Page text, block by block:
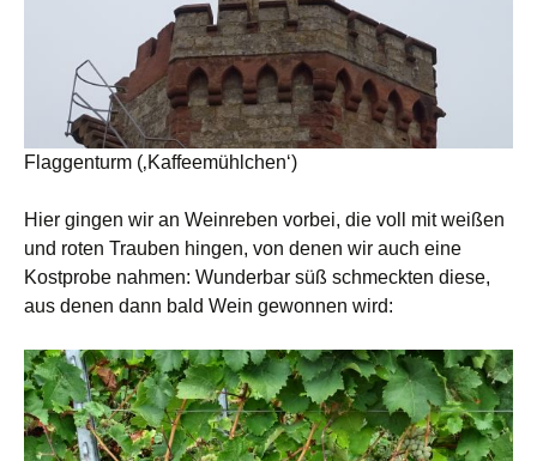
Flaggenturm (‚Kaffeemühlchen‘)
Hier gingen wir an Weinreben vorbei, die voll mit weißen
und roten Trauben hingen, von denen wir auch eine
Kostprobe nahmen: Wunderbar süß schmeckten diese,
aus denen dann bald Wein gewonnen wird: